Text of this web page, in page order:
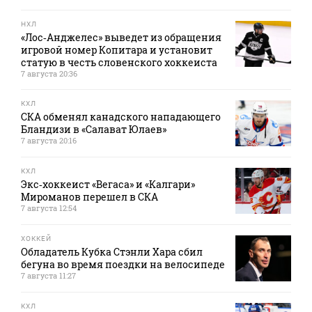
НХЛ
«Лос‑Анджелес» выведет из обращения
игровой номер Копитара и установит
статую в честь словенского хоккеиста
7 августа 20:36
КХЛ
СКА обменял канадского нападающего
Бландизи в «Салават Юлаев»
7 августа 20:16
КХЛ
Экс‑хоккеист «Вегаса» и «Калгари»
Мироманов перешел в СКА
7 августа 12:54
ХОККЕЙ
Обладатель Кубка Стэнли Хара сбил
бегуна во время поездки на велосипеде
7 августа 11:27
КХЛ